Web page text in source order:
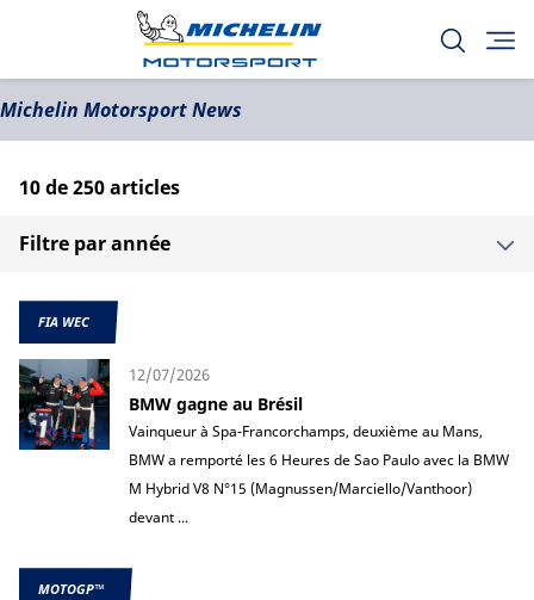
Michelin Motorsport News
10de250articles
Filtre par année
FIA WEC
12/07/2026
BMW gagne au Brésil
Vainqueur à Spa-Francorchamps, deuxième au Mans,
BMW a remporté les 6 Heures de Sao Paulo avec la BMW
M Hybrid V8 N°15 (Magnussen/Marciello/Vanthoor)
devant ...
MOTOGP™